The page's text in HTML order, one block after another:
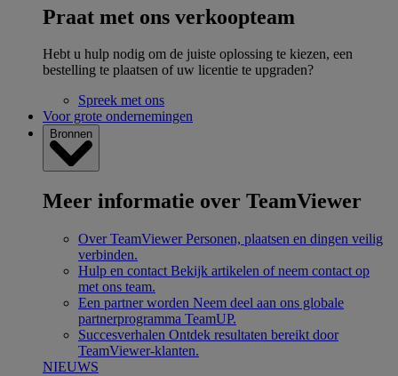
Praat met ons verkoopteam
Hebt u hulp nodig om de juiste oplossing te kiezen, een
bestelling te plaatsen of uw licentie te upgraden?
Spreek met ons
Voor grote ondernemingen
Bronnen
Meer informatie over TeamViewer
Over TeamViewer Personen, plaatsen en dingen veilig
verbinden.
Hulp en contact Bekijk artikelen of neem contact op
met ons team.
Een partner worden Neem deel aan ons globale
partnerprogramma TeamUP.
Succesverhalen Ontdek resultaten bereikt door
TeamViewer-klanten.
NIEUWS